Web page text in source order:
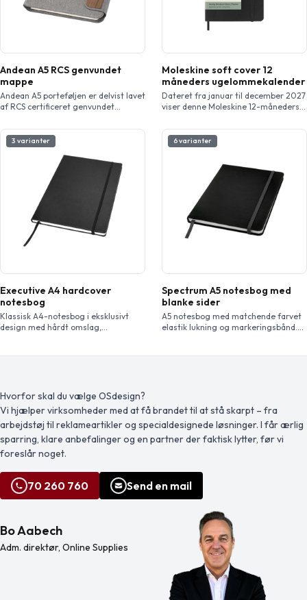
Andean A5 RCS genvundet
mappe
Andean A5 porteføljen er delvist lavet
af RCS certificeret genvundet
ansvarligt alternativ ved at reducere
afhængigheden af jomfruelige
materialer. Den er designet med et
elegant gråt hårdt omslag med
afrundede hjørner og
præcisionssvejset teknologi, og den
er sikret med en magnetisk lukning
fremhævet af en raffineret
valnøddetræsdetalje – hvilket giver
Moleskine soft cover 12
måneders ugelommekalender
Dateret fra januar til december 2027
viser denne Moleskine 12-måneders
soft cover hele ugen på et øjeblik,
mens den også giver et årligt og
månedligt øjebliksbillede sider for et
bredere overblik over året, efterfulgt
af sider for rejseplanlægning, ideer
og mål. Dagene i hver uge vises på
den ene side modsat […]
3 varianter
Executive A4 hardcover
notesbog
Klassisk A4-notesbog i eksklusivt
design med hårdt omslag,
6 varianter
Spectrum A5 notesbog med
blanke sider
A5 notesbog med matchende farvet
elastik lukning og markeringsbånd.
Hvorfor skal du vælge OSdesign?
Vi hjælper virksomheder med at få brandet til at stå skarpt – fra
arbejdstøj til reklameartikler og specialdesignede løsninger. I får ærlig
sparring, klare anbefalinger og en partner der faktisk lytter, før vi
foreslår noget.
70 260 760 Send en mail
Bo Aabech
Adm. direktør, Online Supplies